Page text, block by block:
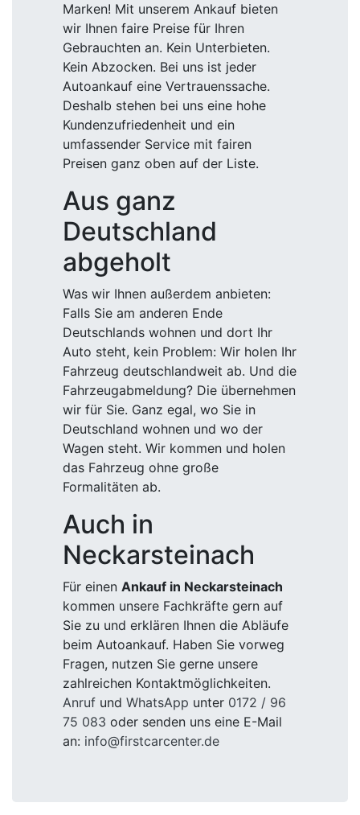
Marken! Mit unserem Ankauf bieten
wir Ihnen faire Preise für Ihren
Gebrauchten an. Kein Unterbieten.
Kein Abzocken. Bei uns ist jeder
Autoankauf eine Vertrauenssache.
Deshalb stehen bei uns eine hohe
Kundenzufriedenheit und ein
umfassender Service mit fairen
Preisen ganz oben auf der Liste.
Aus ganz
Deutschland
abgeholt
Was wir Ihnen außerdem anbieten:
Falls Sie am anderen Ende
Deutschlands wohnen und dort Ihr
Auto steht, kein Problem: Wir holen Ihr
Fahrzeug deutschlandweit ab. Und die
Fahrzeugabmeldung? Die übernehmen
wir für Sie. Ganz egal, wo Sie in
Deutschland wohnen und wo der
Wagen steht. Wir kommen und holen
das Fahrzeug ohne große
Formalitäten ab.
Auch in
Neckarsteinach
Für einen Ankauf in Neckarsteinach
kommen unsere Fachkräfte gern auf
Sie zu und erklären Ihnen die Abläufe
beim Autoankauf. Haben Sie vorweg
Fragen, nutzen Sie gerne unsere
zahlreichen Kontaktmöglichkeiten.
Anruf und WhatsApp unter 0172 / 96
75 083 oder senden uns eine E-Mail
an: info@firstcarcenter.de